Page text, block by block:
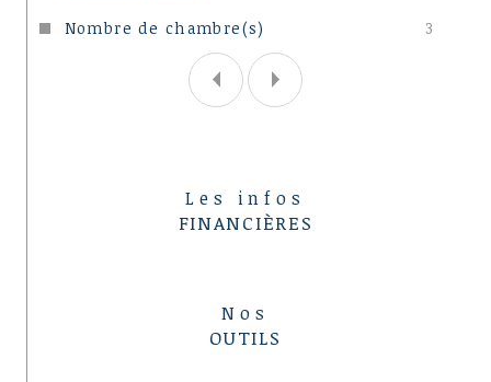
Nombre de chambre(s) 3
Les infos
FINANCIÈRES
Nos
OUTILS